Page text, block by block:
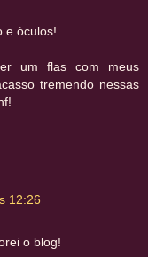
e óculos!
um flas com meus
tremendo nessas
12:26
o blog!